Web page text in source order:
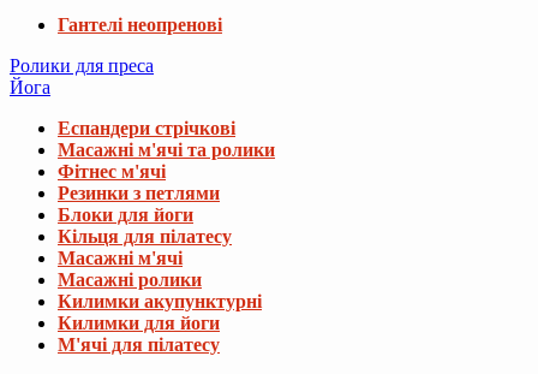
Гантелі неопренові
Ролики для преса
Йога
Еспандери стрічкові
Масажні м'ячі та ролики
Фітнес м'ячі
Резинки з петлями
Блоки для йоги
Кільця для пілатесу
Масажні м'ячі
Масажні ролики
Килимки акупунктурні
Килимки для йоги
М'ячі для пілатесу